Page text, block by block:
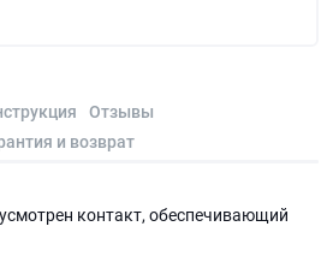
Отзывы
и возврат
контакт, обеспечивающий